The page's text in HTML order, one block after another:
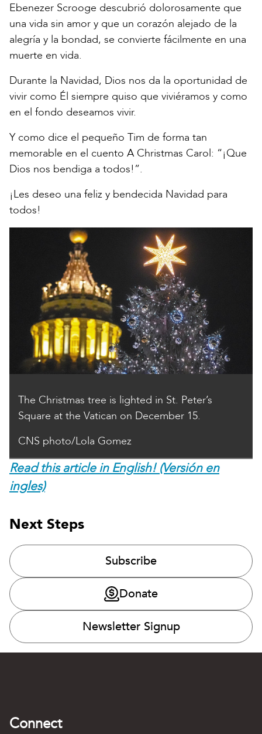
Ebenezer Scrooge descubrió dolorosamente que
una vida sin amor y que un corazón alejado de la
alegría y la bondad, se convierte fácilmente en una
muerte en vida.
Durante la Navidad, Dios nos da la oportunidad de
vivir como Él siempre quiso que viviéramos y como
en el fondo deseamos vivir.
Y como dice el pequeño Tim de forma tan
memorable en el cuento A Christmas Carol: “¡Que
Dios nos bendiga a todos!”.
¡Les deseo una feliz y bendecida Navidad para
todos!
The Christmas tree is lighted in St. Peter’s
Square at the Vatican on December 15.
CNS photo/Lola Gomez
Read this article in English! (Versión en
ingles)
Next Steps
Subscribe
Donate
Newsletter Signup
Connect